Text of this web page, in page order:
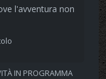
l'avventura non
IN PROGRAMMA